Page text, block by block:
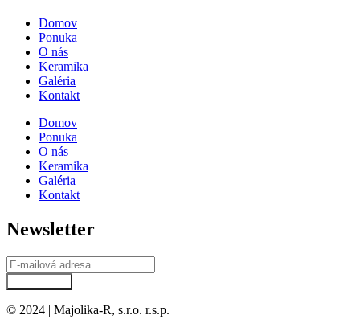
Domov
Ponuka
O nás
Keramika
Galéria
Kontakt
Domov
Ponuka
O nás
Keramika
Galéria
Kontakt
Newsletter
© 2024 | Majolika-R, s.r.o. r.s.p.